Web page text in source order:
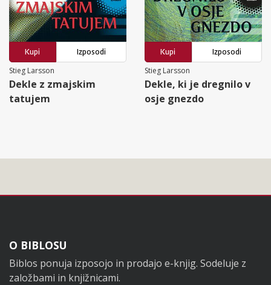
Kupi
Izposodi
Stieg Larsson
Dekle z zmajskim
tatujem
Kupi
Izposodi
Stieg Larsson
Dekle, ki je dregnilo v
osje gnezdo
Noga
O BIBLOSU
Biblos ponuja izposojo in prodajo e-knjig. Sodeluje z
založbami in knjižnicami.